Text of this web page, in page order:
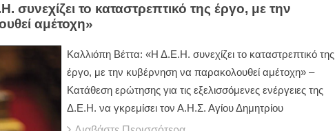
συνεχίζει το καταστρεπτικό της έργο, με την
αμέτοχη»
Καλλιόπη Βέττα: «Η Δ.Ε.Η. συνεχίζει το καταστρεπτικό της
έργο, με την κυβέρνηση να παρακολουθεί αμέτοχη» –
Κατάθεση ερώτησης για τις εξελισσόμενες ενέργειες της
Δ.Ε.Η. να γκρεμίσει τον Α.Η.Σ. Αγίου Δημητρίου